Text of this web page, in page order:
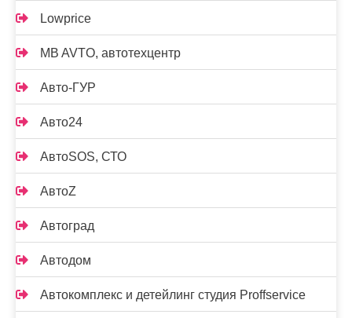
Lowprice
MB AVTO, автотехцентр
Авто-ГУР
Авто24
АвтоSOS, СТО
АвтоZ
Автоград
Автодом
Автокомплекс и детейлинг студия Proffservice